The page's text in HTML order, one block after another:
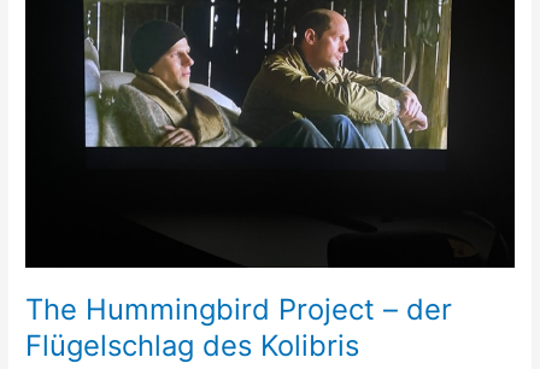
The Hummingbird Project – der
Flügelschlag des Kolibris
Flügelschlag